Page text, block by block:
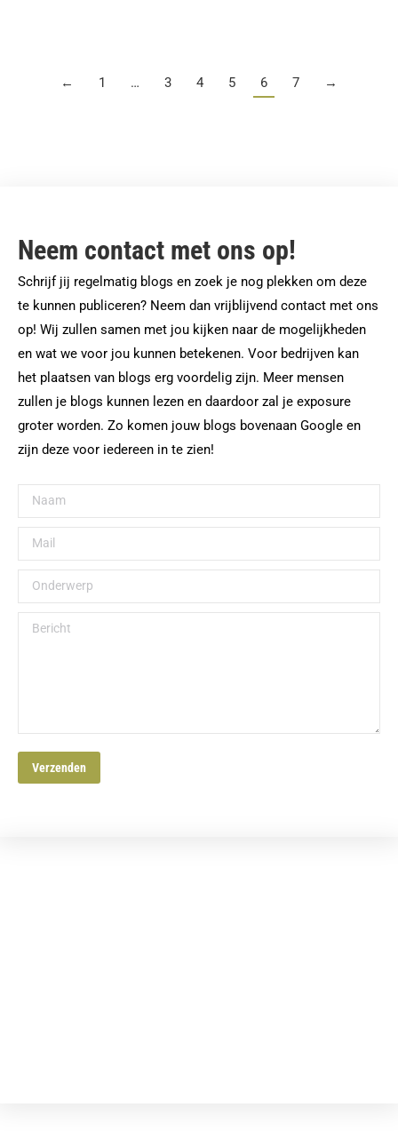
← 1 … 3 4 5 6 7 →
Neem contact met ons op!
Schrijf jij regelmatig blogs en zoek je nog plekken om deze
te kunnen publiceren? Neem dan vrijblijvend contact met ons
op! Wij zullen samen met jou kijken naar de mogelijkheden
en wat we voor jou kunnen betekenen. Voor bedrijven kan
het plaatsen van blogs erg voordelig zijn. Meer mensen
zullen je blogs kunnen lezen en daardoor zal je exposure
groter worden. Zo komen jouw blogs bovenaan Google en
zijn deze voor iedereen in te zien!